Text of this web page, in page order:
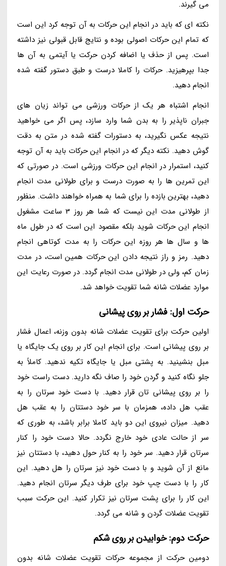
می گیرند.
نکته ای که باید در انجام این حرکات به آن توجه کرد این است
که تمام این حرکات اصولی بوده و نتایج قابل قبولی نیز داشته
است. پس از حذف یا اضافه کردن حرکت یا آیتمی به آن ها
جدا بپرهیزید. حرکات را کاملا درست و طبق دستور گفته شده
انجام دهید.
انجام اشتباه هر یک از حرکات ورزشی می تواند زیان های
جبران ناپذیر را به بدن شما وارد سازد، پس اگر می خواهید
نتیجه عکس نگیرید، به دستورات گفته شده در متن به دقت
گوش دهید. نکته دیگر که در انجام این حرکات باید به آن توجه
کنید، استمرار در انجام این حرکات ورزشی است. در صورتی که
این تمرین ها را به صورت درست و برای طولانی مدت انجام
دهید، بهترین بازده را برای شما به همراه خواهند داشت. منظور
از طولانی مدت این نیست که شما هر روز 3 ساعت مشغول
انجام این حرکات شوید بلکه مقصود این است که در طول ماه
ها و سال ها هر روزه این حرکات را به مدت کوتاهی انجام
دهید. رمز و راز نتیجه دادن این حرکات همین است، در مدت
زمان کم، ولی در طولانی مدت انجام گردد. در صورت رعایت این
موارد عضلات شانه شما تقویت خواهد شد.
حرکت اول: فشار بر روی پیشانی
اولین حرکت برای تقویت عضلات شانه بدون وزنه، اعمال فشار
بر روی پیشانی است. برای انجام این کار بر روی یک جایگاه یا
مبل بنشینید. به پشتی مبل یا جایگاه تکیه ندهید. کاملاً به
جلو نگاه کنید و گردن خود را صاف نگه دارید. دست راست خود
را بر روی پیشانی تان قرار دهید. با دست خود سرتان را به
عقب هل داده، همزمان با سر خود دستتان را به عقب هل
دهید. میزان نیروی این دو باید کاملا برابر باشد، به طوری که
سر از حالت عادی خود خارج نگردد. حالا دست خود را کنار
سرتان قرار دهید. سر خود را به کنار حول دهید، با دستتان نیز
مانع از آن شوید و با دست خود نیز سرتان را هل دهید. این
کار را با دست چپ خود برای طرف دیگر سرتان انجام دهید.
این کار را برای پشت سرتان نیز تکرار کنید. این حرکت سبب
تقویت عضلات گردن و شانه می گردد.
حرکت دوم: خوابیدن بر روی شکم
دومین حرکت از مجموعه حرکات تقویت عضلات شانه بدون